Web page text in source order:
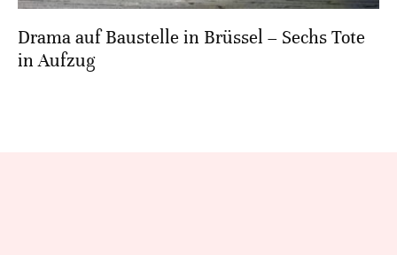
Drama auf Baustelle in Brüssel – Sechs Tote
in Aufzug